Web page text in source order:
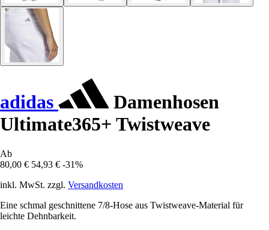
adidas
Damenhosen
Ultimate365+ Twistweave
Ab
80,00 € 54,93 € -31%
inkl. MwSt. zzgl. Versandkosten
Eine schmal geschnittene 7/8-Hose aus Twistweave-Material für
leichte Dehnbarkeit.